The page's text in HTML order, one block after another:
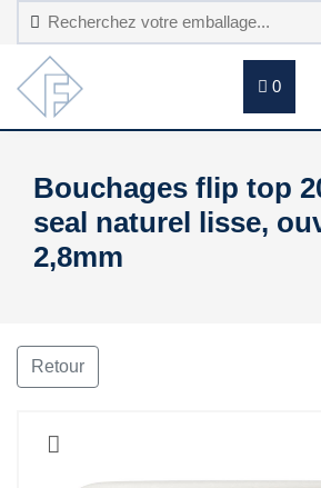
0
Bouchages flip top
seal naturel lisse,
2,8mm
Retour